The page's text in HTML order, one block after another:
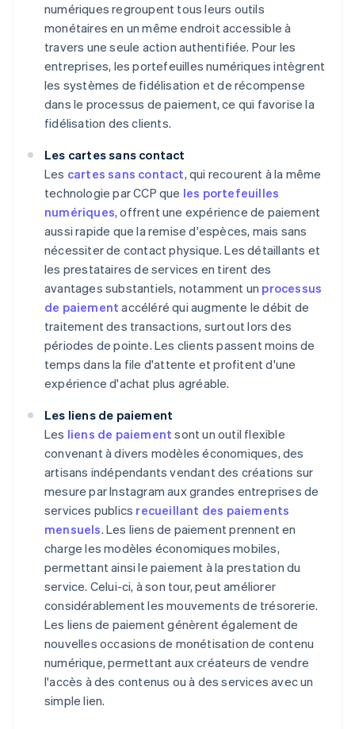
numériques regroupent tous leurs outils
monétaires en un même endroit accessible à
travers une seule action authentifiée. Pour les
entreprises, les portefeuilles numériques intègrent
les systèmes de fidélisation et de récompense
dans le processus de paiement, ce qui favorise la
fidélisation des clients.
Les cartes sans contact
Les cartes sans contact, qui recourent à la même
technologie par CCP que les portefeuilles
numériques, offrent une expérience de paiement
aussi rapide que la remise d'espèces, mais sans
nécessiter de contact physique. Les détaillants et
les prestataires de services en tirent des
avantages substantiels, notamment un processus
de paiement accéléré qui augmente le débit de
traitement des transactions, surtout lors des
périodes de pointe. Les clients passent moins de
temps dans la file d'attente et profitent d'une
expérience d'achat plus agréable.
Les liens de paiement
Les liens de paiement sont un outil flexible
convenant à divers modèles économiques, des
artisans indépendants vendant des créations sur
mesure par Instagram aux grandes entreprises de
services publics recueillant des paiements
mensuels. Les liens de paiement prennent en
charge les modèles économiques mobiles,
permettant ainsi le paiement à la prestation du
service. Celui-ci, à son tour, peut améliorer
considérablement les mouvements de trésorerie.
Les liens de paiement génèrent également de
nouvelles occasions de monétisation de contenu
numérique, permettant aux créateurs de vendre
l'accès à des contenus ou à des services avec un
simple lien.